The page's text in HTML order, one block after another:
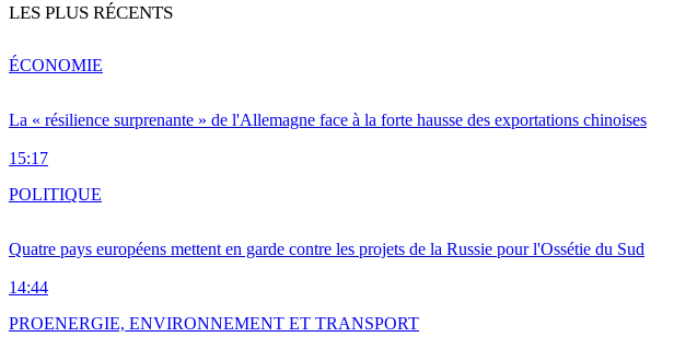
LES PLUS RÉCENTS
La « résilience surprenante » de l'Allemagne face à la forte hausse des exportations chinoises
15:17
ÉCONOMIE
Quatre pays européens mettent en garde contre les projets de la Russie pour l'Ossétie du Sud
14:44
POLITIQUE
PROENERGIE, ENVIRONNEMENT ET TRANSPORT